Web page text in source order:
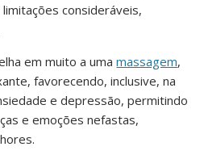
consideráveis,
em muito a umamassagem,
favorecendo, inclusive, na
e depressão, permitindo
e emoções nefastas,